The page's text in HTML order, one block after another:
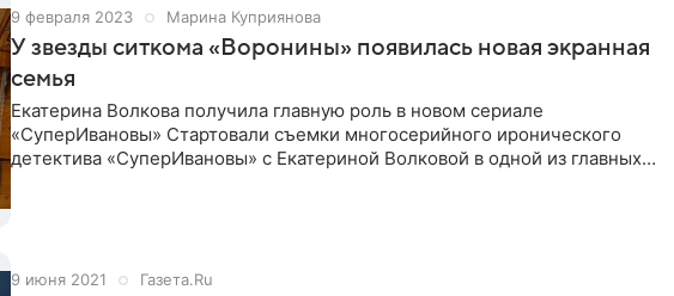
9 февраля 2023 Марина Куприянова
У звезды ситкома «Воронины» появилась новая экранная
семья
Екатерина Волкова получила главную роль в новом сериале
«СуперИвановы» Стартовали съемки многосерийного иронического
детектива «СуперИвановы» с Екатериной Волковой в одной из главных
9 июня 2021 Газета.Ru